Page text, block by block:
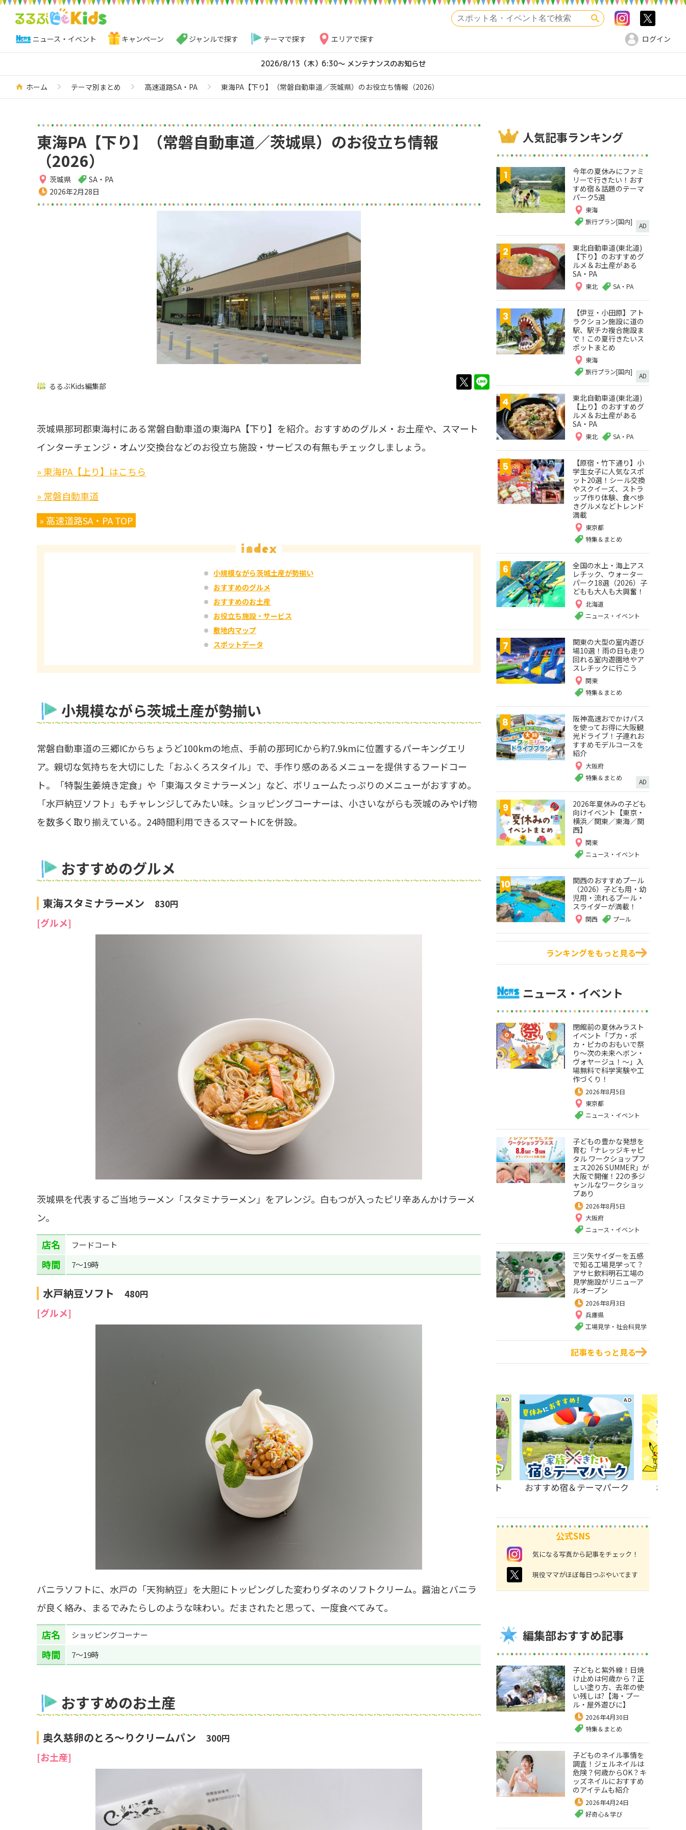
検索 Instagram
ニュース・イベント キャンペーン ジャンルで探す テーマで探す エリアで探す ログイン
2026/8/13（木）6:30～ メンテナンスのお知らせ
ホーム テーマ別まとめ 高速道路SA・PA 東海PA【下り】（常磐自動車道／茨城県）のお役立ち情報（2026）
東海PA【下り】（常磐自動車道／茨城県）のお役立ち情報
（2026）
茨城県
SA・PA
2026年2月28日
るるぶKids編集部 twitter
茨城県那珂郡東海村にある常磐自動車道の東海PA【下り】を紹介。おすすめのグルメ・お土産や、スマート
インターチェンジ・オムツ交換台などのお役立ち施設・サービスの有無もチェックしましょう。
» 東海PA【上り】はこちら
» 常磐自動車道
» 高速道路SA・PA TOP
小規模ながら茨城土産が勢揃い
おすすめのグルメ
おすすめのお土産
お役立ち施設・サービス
敷地内マップ
スポットデータ
小規模ながら茨城土産が勢揃い
常磐自動車道の三郷ICからちょうど100kmの地点、手前の那珂ICから約7.9kmに位置するパーキングエリ
ア。親切な気持ちを大切にした「おふくろスタイル」で、手作り感のあるメニューを提供するフードコー
ト。「特製生姜焼き定食」や「東海スタミナラーメン」など、ボリュームたっぷりのメニューがおすすめ。
「水戸納豆ソフト」もチャレンジしてみたい味。ショッピングコーナーは、小さいながらも茨城のみやげ物
を数多く取り揃えている。24時間利用できるスマートICを併設。
おすすめのグルメ
東海スタミナラーメン 830円
[グルメ]
茨城県を代表するご当地ラーメン「スタミナラーメン」をアレンジ。白もつが入ったピリ辛あんかけラーメ
ン。
店名 フードコート
時間 7～19時
水戸納豆ソフト 480円
[グルメ]
バニラソフトに、水戸の「天狗納豆」を大胆にトッピングした変わりダネのソフトクリーム。醤油とバニラ
が良く絡み、まるでみたらしのような味わい。だまされたと思って、一度食べてみて。
店名 ショッピングコーナー
時間 7～19時
おすすめのお土産
奥久慈卵のとろ～りクリームパン 300円
[お土産]
人気記事ランキング
今年の夏休みにファミ
リーで行きたい！おす
すめ宿＆話題のテーマ
パーク5選
東海
旅行プラン[国内]
AD
東北自動車道(東北道)
【下り】のおすすめグ
ルメ＆お土産がある
SA・PA
東北 SA・PA
【伊豆・小田原】アト
ラクション施設に道の
駅、駅チカ複合施設ま
で！この夏行きたいス
ポットまとめ
東海
旅行プラン[国内]
AD
東北自動車道(東北道)
【上り】のおすすめグ
ルメ＆お土産がある
SA・PA
東北 SA・PA
【原宿・竹下通り】小
学生女子に人気なスポ
ット20選！シール交換
やスクイーズ、ストラ
ップ作り体験、食べ歩
きグルメなどトレンド
満載
東京都
特集＆まとめ
全国の水上・海上アス
レチック、ウォーター
パーク18選（2026）子
どもも大人も大興奮！
北海道
ニュース・イベント
関東の大型の室内遊び
場10選！雨の日も走り
回れる室内遊園地やア
スレチックに行こう
関東
特集＆まとめ
阪神高速おでかけパス
を使ってお得に大阪観
光ドライブ！子連れお
すすめモデルコースを
紹介
大阪府
特集＆まとめ
AD
2026年夏休みの子ども
向けイベント【東京・
横浜／関東／東海／関
西】
関東
ニュース・イベント
関西のおすすめプール
（2026）子ども用・幼
児用・流れるプール・
スライダーが満載！
関西 プール
ランキングをもっと見る
ニュース・イベント
閉館前の夏休みラスト
イベント「プカ・ポ
カ・ピカのおもいで祭
り～次の未来へボン・
ヴォヤージュ！～」入
場無料で科学実験や工
作づくり！
2026年8月5日
東京都
ニュース・イベント
子どもの豊かな発想を
育む「ナレッジキャピ
タル ワークショップフ
ェス2026 SUMMER」が
大阪で開催！22の多ジ
ャンルなワークショッ
プあり
2026年8月5日
大阪府
ニュース・イベント
三ツ矢サイダーを五感
で知る工場見学って？
アサヒ飲料明石工場の
見学施設がリニューア
ルオープン
2026年8月3日
兵庫県
工場見学・社会科見学
記事をもっと見る
SA・PA 自由研究アイデア 伊豆＆小田原のスポット おすすめ宿＆テーマパーク ポケモ
公式SNS
instagram 気になる写真から記事をチェック！
twitter 現役ママがほぼ毎日つぶやいてます
編集部おすすめ記事
子どもと紫外線！日焼
け止めは何歳から？正
しい塗り方、去年の使
い残しは?【海・プー
ル・屋外遊びに】
2026年4月30日
特集＆まとめ
子どものネイル事情を
調査！ジェルネイルは
危険？何歳からOK？キ
ッズネイルにおすすめ
のアイテムも紹介
2026年4月24日
好奇心＆学び